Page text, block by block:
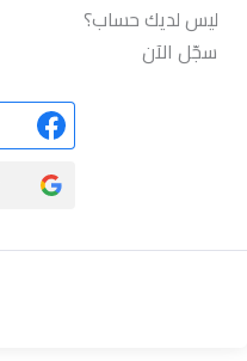
ليس لديك حساب؟
سجّل الآن